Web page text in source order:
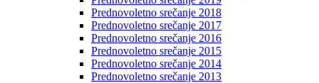
Prednovoletno srečanje 2018
Prednovoletno srečanje 2017
Prednovoletno srečanje 2016
Prednovoletno srečanje 2015
Prednovoletno srečanje 2014
Prednovoletno srečanje 2013